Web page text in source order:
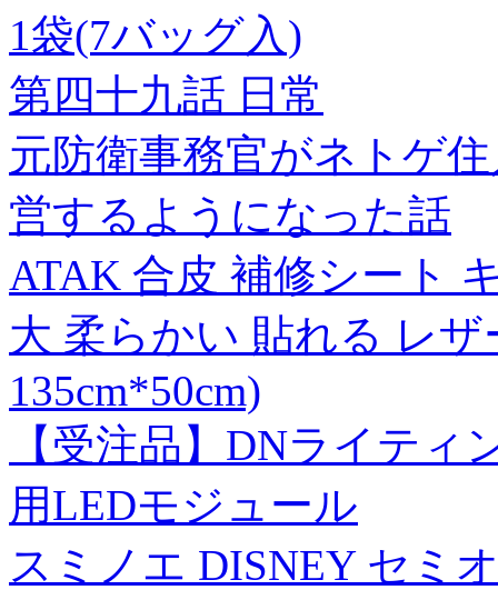
1袋(7バッグ入)
第四十九話 日常
元防衛事務官がネトゲ
営するようになった話
ATAK 合皮 補修シート
大 柔らかい 貼れる レ
135cm*50cm)
【受注品】DNライティ
用LEDモジュール
スミノエ DISNEY セミ